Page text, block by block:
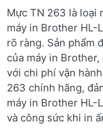
Mực TN 263 là loại
máy in Brother HL-
rõ ràng. Sản phẩm
của máy in
với chi phí vận
263 chính hãng,
máy in Brother HL-
và công sức khi in